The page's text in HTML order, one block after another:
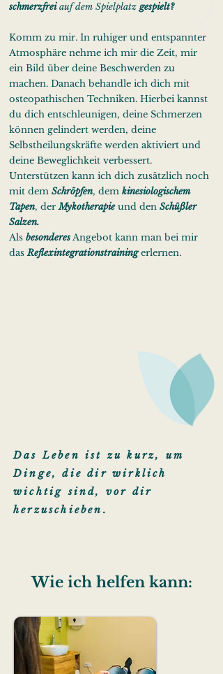
schmerzfreiauf dem Spielplatz gespielt?
Komm zu mir. In ruhiger und entspannter
Atmosphäre nehme ich mir die Zeit, mir
ein Bild über deine Beschwerden zu
machen. Danach behandle ich dich mit
osteopathischen Techniken. Hierbei kannst
du dich entschleunigen, deine Schmerzen
können gelindert werden, deine
Selbstheilungskräfte werden aktiviert und
deine Beweglichkeit verbessert.
Unterstützen kann ich dich zusätzlich noch
mit dem Schröpfen, dem kinesiologischem
Tapen, derMykotherapieund den Schüßler
Salzen.
Als besonderesAngebot kann man bei mir
dasReflexintegrationstrainingerlernen.
Das Leben ist zu kurz, um
Dinge, die dir wirklich
wichtig sind, vor dir
herzuschieben .
Wie ich helfen kann: